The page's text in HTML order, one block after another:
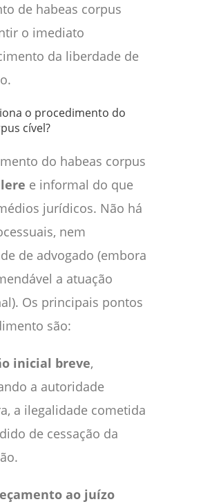
de habeas corpus
o imediato
da liberdade de
o procedimento do
cível?
do habeas corpus
e informal do que
jurídicos. Não há
nem
de advogado (embora
a atuação
Os principais pontos
são:
inicial breve,
a autoridade
a ilegalidade cometida
de cessação da
ao juízo